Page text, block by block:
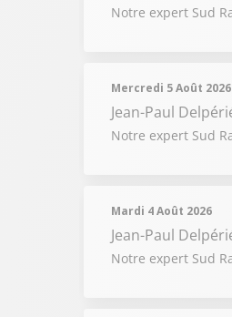
Notre expert Sud
Mercredi 5 Août 2026
Jean-Paul
Notre expert Sud
Mardi 4 Août 2026
Jean-Paul
Notre expert Sud